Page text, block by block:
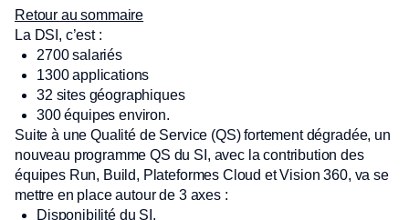
Retour au sommaire
La DSI, c’est :
2700 salariés
1300 applications
32 sites géographiques
300 équipes environ.
Suite à une Qualité de Service (QS) fortement dégradée, un
nouveau programme QS du SI, avec la contribution des
équipes Run, Build, Plateformes Cloud et Vision 360, va se
mettre en place autour de 3 axes :
Disponibilité du SI,